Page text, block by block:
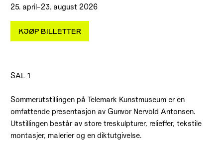
25. april–23. august 2026
KJØP BILLETTER
SAL 1
Sommerutstillingen på Telemark Kunstmuseum er en
omfattende presentasjon av Gunvor Nervold Antonsen.
Utstillingen består av store treskulpturer, relieffer, tekstile
montasjer, malerier og en diktutgivelse.